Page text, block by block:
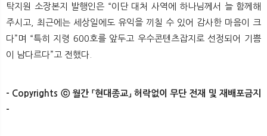
탁지원 소장본지 발행인은 “이단 대처 사역에 하나님께서 늘 함께해
주시고, 최근에는 세상일에도 유익을 끼칠 수 있어 감사한 마음이 크
다”며 “특히 지령 600호를 앞두고 우수콘텐츠잡지로 선정되어 기쁨
이 남다르다”고 전했다.
- Copyrights ⓒ 월간 「현대종교」 허락없이 무단 전재 및 재배포금지
-​